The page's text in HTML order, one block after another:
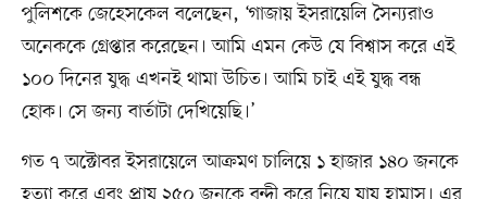
পুলিশকে জেহেসকেল বলেছেন, ‘গাজায় ইসরায়েলি সৈন্যরাও
অনেককে গ্রেপ্তার করেছেন। আমি এমন কেউ যে বিশ্বাস করে এই
১০০ দিনের যুদ্ধ এখনই থামা উচিত। আমি চাই এই যুদ্ধ বন্ধ
হোক। সে জন্য বার্তাটা দেখিয়েছি।’
গত ৭ অক্টোবর ইসরায়েলে আক্রমণ চালিয়ে ১ হাজার ১৪০ জনকে